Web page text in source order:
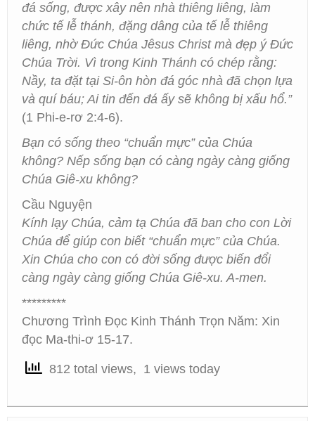
đá sống, được xây nên nhà thiêng liêng, làm
chức tế lễ thánh, đặng dâng của tế lễ thiêng
liêng, nhờ Đức Chúa Jêsus Christ mà đẹp ý Đức
Chúa Trời. Vì trong Kinh Thánh có chép rằng:
Nầy, ta đặt tại Si-ôn hòn đá góc nhà đã chọn lựa
và quí báu; Ai tin đến đá ấy sẽ không bị xấu hổ.”
(1 Phi-e-rơ 2:4-6).
Bạn có sống theo “chuẩn mực” của Chúa
không? Nếp sống bạn có càng ngày càng giống
Chúa Giê-xu không?
Cầu Nguyện
Kính lạy Chúa, cảm tạ Chúa đã ban cho con Lời
Chúa để giúp con biết “chuẩn mực” của Chúa.
Xin Chúa cho con có đời sống được biến đổi
càng ngày càng giống Chúa Giê-xu. A-men.
*********
Chương Trình Đọc Kinh Thánh Trọn Năm: Xin
đọc Ma-thi-ơ 15-17.
812 total views, 1 views today